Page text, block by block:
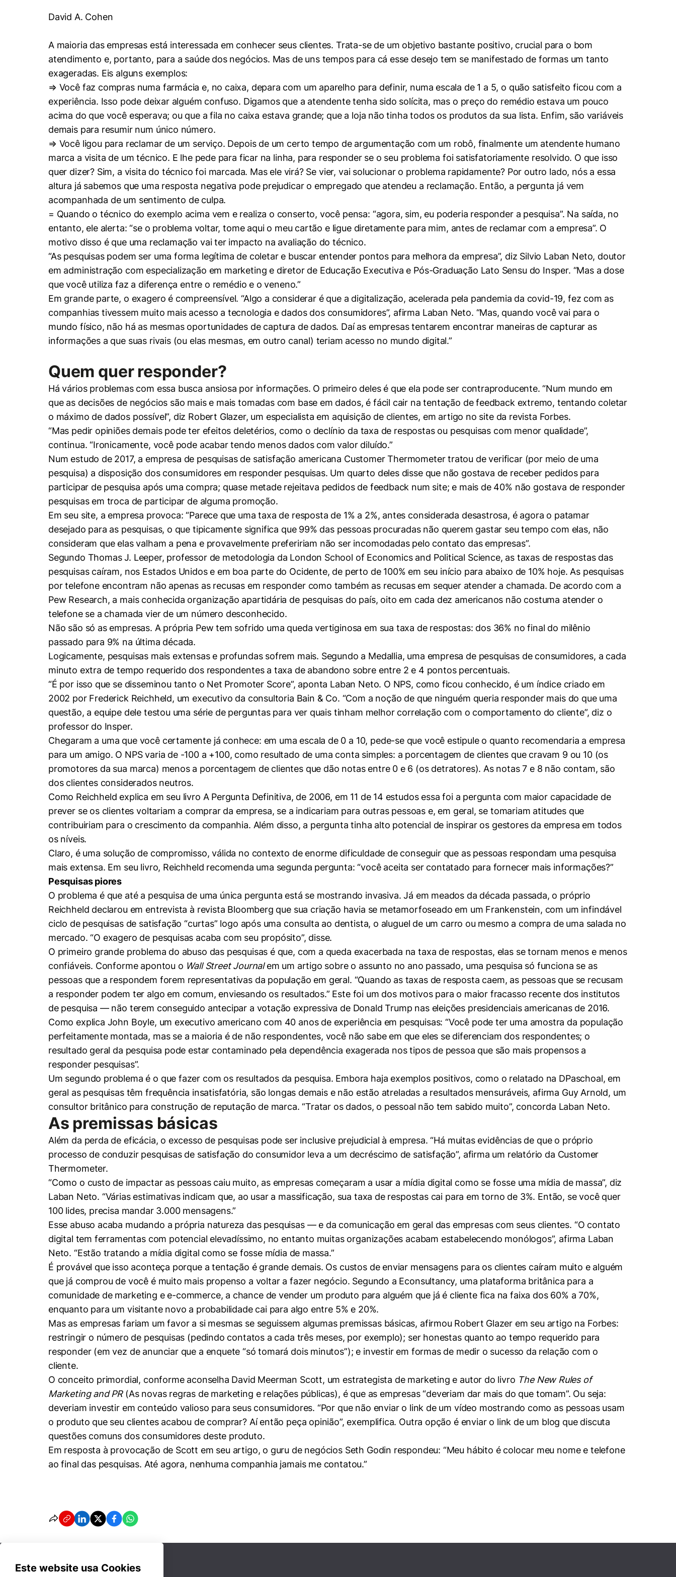
Hub de Inovação e
Women in Action
Trabalhe conosco
Sala de Imprensa
Repositório Institucional
Pesquisa na Graduação
Seminários Acadêmicos
Comitê de Ética em
Pesquisa
Instagram
Linkedin
David A. Cohen
A maioria das empresas está interessada em conhecer seus clientes. Trata-se de um objetivo bastante positivo, crucial para o bom
atendimento e, portanto, para a saúde dos negócios. Mas de uns tempos para cá esse desejo tem se manifestado de formas um tanto
exageradas. Eis alguns exemplos:
⇒ Você faz compras numa farmácia e, no caixa, depara com um aparelho para definir, numa escala de 1 a 5, o quão satisfeito ficou com a
experiência. Isso pode deixar alguém confuso. Digamos que a atendente tenha sido solícita, mas o preço do remédio estava um pouco
acima do que você esperava; ou que a fila no caixa estava grande; que a loja não tinha todos os produtos da sua lista. Enfim, são variáveis
demais para resumir num único número.
⇒ Você ligou para reclamar de um serviço. Depois de um certo tempo de argumentação com um robô, finalmente um atendente humano
marca a visita de um técnico. E lhe pede para ficar na linha, para responder se o seu problema foi satisfatoriamente resolvido. O que isso
quer dizer? Sim, a visita do técnico foi marcada. Mas ele virá? Se vier, vai solucionar o problema rapidamente? Por outro lado, nós a essa
altura já sabemos que uma resposta negativa pode prejudicar o empregado que atendeu a reclamação. Então, a pergunta já vem
acompanhada de um sentimento de culpa.
= Quando o técnico do exemplo acima vem e realiza o conserto, você pensa: “agora, sim, eu poderia responder a pesquisa”. Na saída, no
entanto, ele alerta: “se o problema voltar, tome aqui o meu cartão e ligue diretamente para mim, antes de reclamar com a empresa”. O
motivo disso é que uma reclamação vai ter impacto na avaliação do técnico.
“As pesquisas podem ser uma forma legítima de coletar e buscar entender pontos para melhora da empresa”, diz Silvio Laban Neto, doutor
em administração com especialização em marketing e diretor de Educação Executiva e Pós-Graduação Lato Sensu do Insper. “Mas a dose
que você utiliza faz a diferença entre o remédio e o veneno.”
Em grande parte, o exagero é compreensível. “Algo a considerar é que a digitalização, acelerada pela pandemia da covid-19, fez com as
companhias tivessem muito mais acesso a tecnologia e dados dos consumidores”, afirma Laban Neto. “Mas, quando você vai para o
mundo físico, não há as mesmas oportunidades de captura de dados. Daí as empresas tentarem encontrar maneiras de capturar as
informações a que suas rivais (ou elas mesmas, em outro canal) teriam acesso no mundo digital.”
Quem quer responder?
Há vários problemas com essa busca ansiosa por informações. O primeiro deles é que ela pode ser contraproducente. “Num mundo em
que as decisões de negócios são mais e mais tomadas com base em dados, é fácil cair na tentação de feedback extremo, tentando coletar
o máximo de dados possível”, diz Robert Glazer, um especialista em aquisição de clientes, em artigo no site da revista Forbes.
“Mas pedir opiniões demais pode ter efeitos deletérios, como o declínio da taxa de respostas ou pesquisas com menor qualidade”,
continua. “Ironicamente, você pode acabar tendo menos dados com valor diluído.”
Num estudo de 2017, a empresa de pesquisas de satisfação americana Customer Thermometer tratou de verificar (por meio de uma
pesquisa) a disposição dos consumidores em responder pesquisas. Um quarto deles disse que não gostava de receber pedidos para
participar de pesquisa após uma compra; quase metade rejeitava pedidos de feedback num site; e mais de 40% não gostava de responder
pesquisas em troca de participar de alguma promoção.
Em seu site, a empresa provoca: “Parece que uma taxa de resposta de 1% a 2%, antes considerada desastrosa, é agora o patamar
desejado para as pesquisas, o que tipicamente significa que 99% das pessoas procuradas não querem gastar seu tempo com elas, não
consideram que elas valham a pena e provavelmente prefeririam não ser incomodadas pelo contato das empresas”.
Segundo Thomas J. Leeper, professor de metodologia da London School of Economics and Political Science, as taxas de respostas das
pesquisas caíram, nos Estados Unidos e em boa parte do Ocidente, de perto de 100% em seu início para abaixo de 10% hoje. As pesquisas
por telefone encontram não apenas as recusas em responder como também as recusas em sequer atender a chamada. De acordo com a
Pew Research, a mais conhecida organização apartidária de pesquisas do país, oito em cada dez americanos não costuma atender o
telefone se a chamada vier de um número desconhecido.
Não são só as empresas. A própria Pew tem sofrido uma queda vertiginosa em sua taxa de respostas: dos 36% no final do milênio
passado para 9% na última década.
Logicamente, pesquisas mais extensas e profundas sofrem mais. Segundo a Medallia, uma empresa de pesquisas de consumidores, a cada
minuto extra de tempo requerido dos respondentes a taxa de abandono sobre entre 2 e 4 pontos percentuais.
“É por isso que se disseminou tanto o Net Promoter Score”, aponta Laban Neto. O NPS, como ficou conhecido, é um índice criado em
2002 por Frederick Reichheld, um executivo da consultoria Bain & Co. “Com a noção de que ninguém queria responder mais do que uma
questão, a equipe dele testou uma série de perguntas para ver quais tinham melhor correlação com o comportamento do cliente”, diz o
professor do Insper.
Chegaram a uma que você certamente já conhece: em uma escala de 0 a 10, pede-se que você estipule o quanto recomendaria a empresa
para um amigo. O NPS varia de -100 a +100, como resultado de uma conta simples: a porcentagem de clientes que cravam 9 ou 10 (os
promotores da sua marca) menos a porcentagem de clientes que dão notas entre 0 e 6 (os detratores). As notas 7 e 8 não contam, são
dos clientes considerados neutros.
Como Reichheld explica em seu livro A Pergunta Definitiva, de 2006, em 11 de 14 estudos essa foi a pergunta com maior capacidade de
prever se os clientes voltariam a comprar da empresa, se a indicariam para outras pessoas e, em geral, se tomariam atitudes que
contribuiriam para o crescimento da companhia. Além disso, a pergunta tinha alto potencial de inspirar os gestores da empresa em todos
os níveis.
Claro, é uma solução de compromisso, válida no contexto de enorme dificuldade de conseguir que as pessoas respondam uma pesquisa
mais extensa. Em seu livro, Reichheld recomenda uma segunda pergunta: “você aceita ser contatado para fornecer mais informações?”
Pesquisas piores
O problema é que até a pesquisa de uma única pergunta está se mostrando invasiva. Já em meados da década passada, o próprio
Reichheld declarou em entrevista à revista Bloomberg que sua criação havia se metamorfoseado em um Frankenstein, com um infindável
ciclo de pesquisas de satisfação “curtas” logo após uma consulta ao dentista, o aluguel de um carro ou mesmo a compra de uma salada no
mercado. “O exagero de pesquisas acaba com seu propósito”, disse.
O primeiro grande problema do abuso das pesquisas é que, com a queda exacerbada na taxa de respostas, elas se tornam menos e menos
confiáveis. Conforme apontou o Wall Street Journalem um artigo sobre o assunto no ano passado, uma pesquisa só funciona se as
pessoas que a respondem forem representativas da população em geral. “Quando as taxas de resposta caem, as pessoas que se recusam
a responder podem ter algo em comum, enviesando os resultados.” Este foi um dos motivos para o maior fracasso recente dos institutos
de pesquisa — não terem conseguido antecipar a votação expressiva de Donald Trump nas eleições presidenciais americanas de 2016.
Como explica John Boyle, um executivo americano com 40 anos de experiência em pesquisas: “Você pode ter uma amostra da população
perfeitamente montada, mas se a maioria é de não respondentes, você não sabe em que eles se diferenciam dos respondentes; o
resultado geral da pesquisa pode estar contaminado pela dependência exagerada nos tipos de pessoa que são mais propensos a
responder pesquisas”.
Um segundo problema é o que fazer com os resultados da pesquisa. Embora haja exemplos positivos, como o relatado na DPaschoal, em
geral as pesquisas têm frequência insatisfatória, são longas demais e não estão atreladas a resultados mensuráveis, afirma Guy Arnold, um
consultor britânico para construção de reputação de marca. “Tratar os dados, o pessoal não tem sabido muito”, concorda Laban Neto.
As premissas básicas
Além da perda de eficácia, o excesso de pesquisas pode ser inclusive prejudicial à empresa. “Há muitas evidências de que o próprio
processo de conduzir pesquisas de satisfação do consumidor leva a um decréscimo de satisfação”, afirma um relatório da Customer
Thermometer.
“Como o custo de impactar as pessoas caiu muito, as empresas começaram a usar a mídia digital como se fosse uma mídia de massa”, diz
Laban Neto. “Várias estimativas indicam que, ao usar a massificação, sua taxa de respostas cai para em torno de 3%. Então, se você quer
100 lides, precisa mandar 3.000 mensagens.”
Esse abuso acaba mudando a própria natureza das pesquisas — e da comunicação em geral das empresas com seus clientes. “O contato
digital tem ferramentas com potencial elevadíssimo, no entanto muitas organizações acabam estabelecendo monólogos”, afirma Laban
Neto. “Estão tratando a mídia digital como se fosse mídia de massa.”
É provável que isso aconteça porque a tentação é grande demais. Os custos de enviar mensagens para os clientes caíram muito e alguém
que já comprou de você é muito mais propenso a voltar a fazer negócio. Segundo a Econsultancy, uma plataforma britânica para a
comunidade de marketing e e-commerce, a chance de vender um produto para alguém que já é cliente fica na faixa dos 60% a 70%,
enquanto para um visitante novo a probabilidade cai para algo entre 5% e 20%.
Mas as empresas fariam um favor a si mesmas se seguissem algumas premissas básicas, afirmou Robert Glazer em seu artigo na Forbes:
restringir o número de pesquisas (pedindo contatos a cada três meses, por exemplo); ser honestas quanto ao tempo requerido para
responder (em vez de anunciar que a enquete “só tomará dois minutos”); e investir em formas de medir o sucesso da relação com o
cliente.
O conceito primordial, conforme aconselha David Meerman Scott, um estrategista de marketing e autor do livro The New Rules of
Marketing and PR(As novas regras de marketing e relações públicas), é que as empresas “deveriam dar mais do que tomam”. Ou seja:
deveriam investir em conteúdo valioso para seus consumidores. “Por que não enviar o link de um vídeo mostrando como as pessoas usam
o produto que seu clientes acabou de comprar? Aí então peça opinião”, exemplifica. Outra opção é enviar o link de um blog que discuta
questões comuns dos consumidores deste produto.
Em resposta à provocação de Scott em seu artigo, o guru de negócios Seth Godin respondeu: “Meu hábito é colocar meu nome e telefone
ao final das pesquisas. Até agora, nenhuma companhia jamais me contatou.”
Este website usa Cookies
Cookies estritamente necessários
Cookies de preferências de usuário